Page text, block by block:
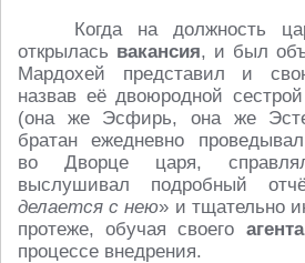
Когда на должность
открылась вакансия, и был
Мардохей представил и
назвав её двоюродной
(она же Эсфирь, она же
братан ежедневно
во Дворце царя,
выслушивал подробный
делается с нею» и тщательно
протеже, обучая своего
процессе внедрения.